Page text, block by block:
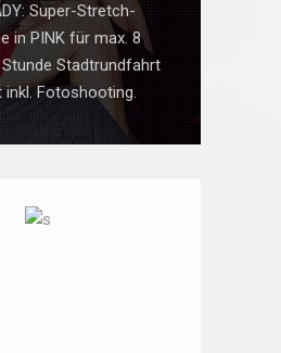
Super-Stretch-
in PINK für max. 8
Stadtrundfahrt
inkl. Fotoshooting.